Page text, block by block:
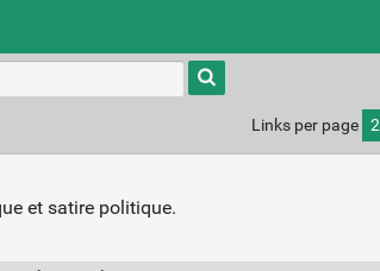
Type 1 or
more
characters
results.
Links per page
et satire politique.